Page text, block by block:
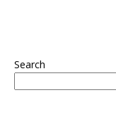
Search